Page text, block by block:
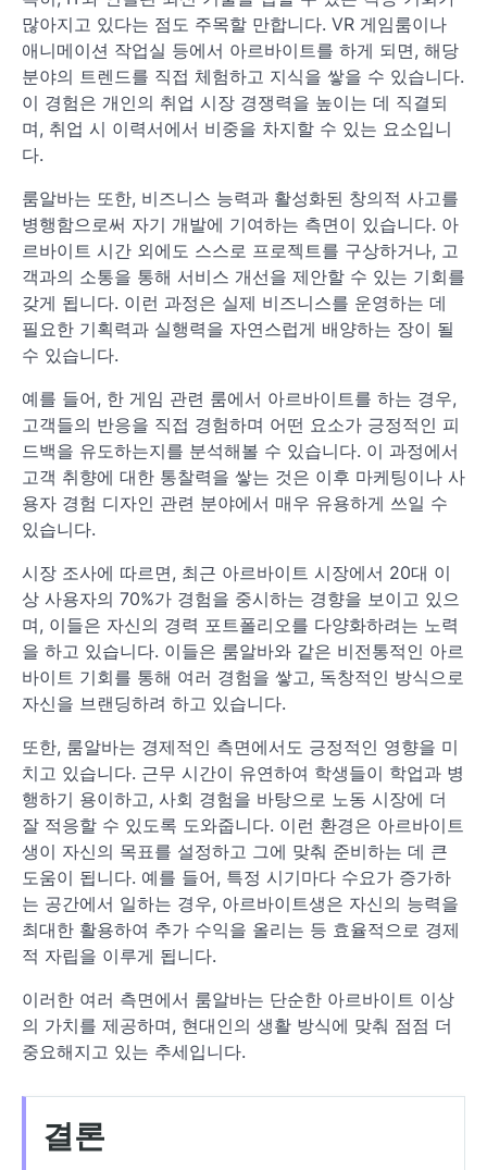
많아지고 있다는 점도 주목할 만합니다. VR 게임룸이나
애니메이션 작업실 등에서 아르바이트를 하게 되면, 해당
분야의 트렌드를 직접 체험하고 지식을 쌓을 수 있습니다.
이 경험은 개인의 취업 시장 경쟁력을 높이는 데 직결되
며, 취업 시 이력서에서 비중을 차지할 수 있는 요소입니
다.
룸알바는 또한, 비즈니스 능력과 활성화된 창의적 사고를
병행함으로써 자기 개발에 기여하는 측면이 있습니다. 아
르바이트 시간 외에도 스스로 프로젝트를 구상하거나, 고
객과의 소통을 통해 서비스 개선을 제안할 수 있는 기회를
갖게 됩니다. 이런 과정은 실제 비즈니스를 운영하는 데
필요한 기획력과 실행력을 자연스럽게 배양하는 장이 될
수 있습니다.
예를 들어, 한 게임 관련 룸에서 아르바이트를 하는 경우,
고객들의 반응을 직접 경험하며 어떤 요소가 긍정적인 피
드백을 유도하는지를 분석해볼 수 있습니다. 이 과정에서
고객 취향에 대한 통찰력을 쌓는 것은 이후 마케팅이나 사
용자 경험 디자인 관련 분야에서 매우 유용하게 쓰일 수
있습니다.
시장 조사에 따르면, 최근 아르바이트 시장에서 20대 이
상 사용자의 70%가 경험을 중시하는 경향을 보이고 있으
며, 이들은 자신의 경력 포트폴리오를 다양화하려는 노력
을 하고 있습니다. 이들은 룸알바와 같은 비전통적인 아르
바이트 기회를 통해 여러 경험을 쌓고, 독창적인 방식으로
자신을 브랜딩하려 하고 있습니다.
또한, 룸알바는 경제적인 측면에서도 긍정적인 영향을 미
치고 있습니다. 근무 시간이 유연하여 학생들이 학업과 병
행하기 용이하고, 사회 경험을 바탕으로 노동 시장에 더
잘 적응할 수 있도록 도와줍니다. 이런 환경은 아르바이트
생이 자신의 목표를 설정하고 그에 맞춰 준비하는 데 큰
도움이 됩니다. 예를 들어, 특정 시기마다 수요가 증가하
는 공간에서 일하는 경우, 아르바이트생은 자신의 능력을
최대한 활용하여 추가 수익을 올리는 등 효율적으로 경제
적 자립을 이루게 됩니다.
이러한 여러 측면에서 룸알바는 단순한 아르바이트 이상
의 가치를 제공하며, 현대인의 생활 방식에 맞춰 점점 더
중요해지고 있는 추세입니다.
결론